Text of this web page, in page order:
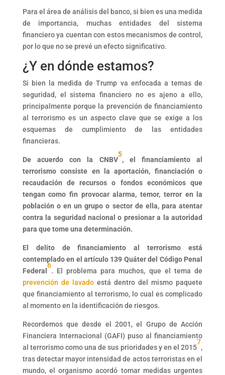
Para el área de análisis del banco, si bien es una medida
de importancia, muchas entidades del sistema
financiero ya cuentan con estos mecanismos de control,
por lo que no se prevé un efecto significativo.
¿Y en dónde estamos?
Si bien la medida de Trump va enfocada a temas de
seguridad, el sistema financiero no es ajeno a ello,
principalmente porque la prevención de financiamiento
al terrorismo es un aspecto clave que se exige a los
esquemas de cumplimiento de las entidades
financieras.
De acuerdo con la CNBV
5
, el financiamiento al
terrorismo consiste en la aportación, financiación o
recaudación de recursos o fondos económicos que
tengan como fin provocar alarma, temor, terror en la
población o en un grupo o sector de ella, para atentar
contra la seguridad nacional o presionar a la autoridad
para que tome una determinación.
El delito de financiamiento al terrorismo está
contemplado en el artículo 139 Quáter del Código Penal
Federal
6
. El problema para muchos, que el tema de
prevención de lavadoestá dentro del mismo paquete
que financiamiento al terrorismo, lo cual es complicado
al momento en la identificación de riesgos.
Recordemos que desde el 2001, el Grupo de Acción
Financiera Internacional (GAFI) puso al financiamiento
al terrorismo como una de sus prioridades y en el 2015
7
,
tras detectar mayor intensidad de actos terroristas en el
mundo, el organismo acordó tomar medidas urgentes